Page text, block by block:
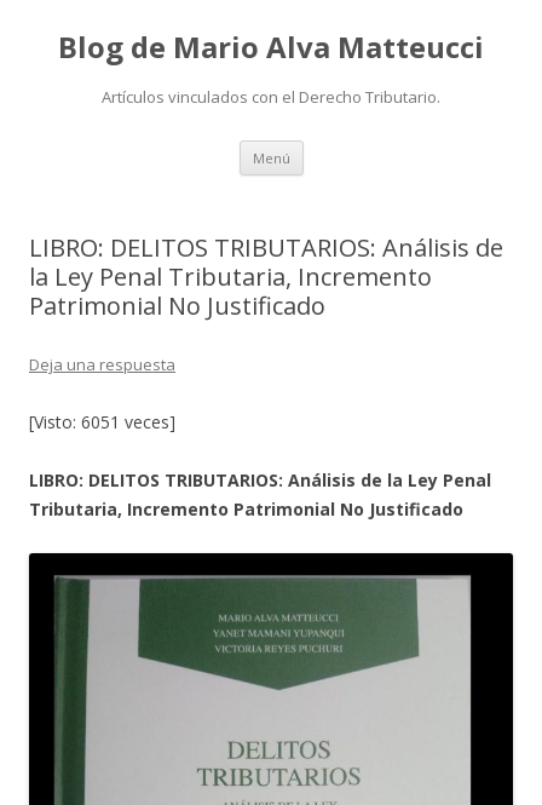
Blog de Mario Alva Matteucci
Artículos vinculados con el Derecho Tributario.
Menú Ir
contenido
LIBRO: DELITOS TRIBUTARIOS: Análisis de
la Ley Penal Tributaria, Incremento
Patrimonial No Justificado
Deja una respuesta
[Visto: 6051 veces]
LIBRO: DELITOS TRIBUTARIOS: Análisis de la Ley Penal
Tributaria, Incremento Patrimonial No Justificado